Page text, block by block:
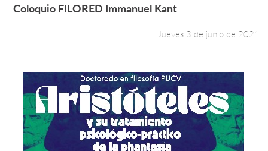
Leer más +
Coloquio FILORED Immanuel Kant
Jueves 3 de junio de 2021